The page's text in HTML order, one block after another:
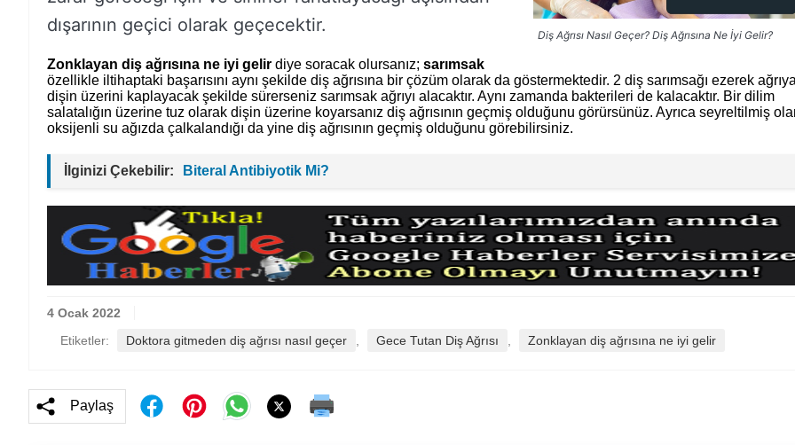
Diş Ağrısı Nasıl Geçer? Diş Ağrısına Ne İyi Gelir?
dışarının geçici olarak geçecektir.
Zonklayan diş ağrısına ne iyi gelir diye soracak olursanız; sarımsak
özellikle iltihaptaki başarısını aynı şekilde diş ağrısına bir çözüm olarak da göstermektedir. 2 diş sarımsağı ezerek
dişin üzerini kaplayacak şekilde sürerseniz sarımsak ağrıyı alacaktır. Aynı zamanda bakterileri de kalacaktır. Bir dilim
salatalığın üzerine tuz olarak dişin üzerine koyarsanız diş ağrısının geçmiş olduğunu görürsünüz. Ayrıca seyreltilmiş
oksijenli su ağızda çalkalandığı da yine diş ağrısının geçmiş olduğunu görebilirsiniz.
İlginizi Çekebilir: Biteral Antibiyotik Mi?
4 Ocak 2022
Etiketler:
Doktora gitmeden diş ağrısı nasıl geçer Gece Tutan Diş Ağrısı Zonklayan diş ağrısına ne iyi gelir
Paylaş